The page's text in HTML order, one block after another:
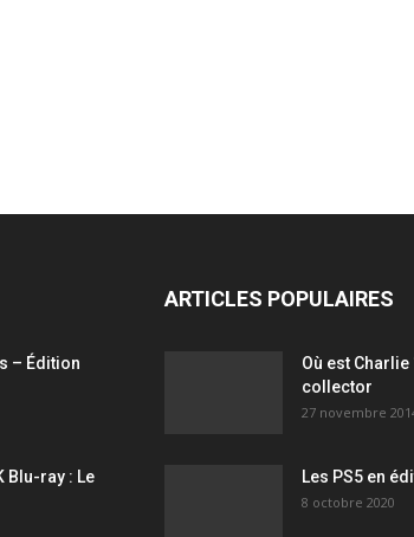
– Édition
Blu-ray : Le
ARTICLES POPULAIRES
Où est
collector
27 novembre
Les PS5 en
8 octobre 2020